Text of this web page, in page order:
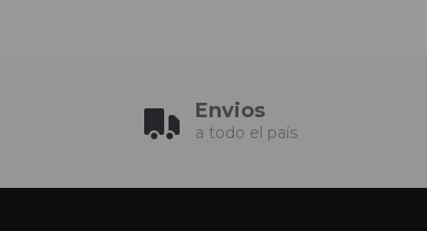
Envios
a todo el país